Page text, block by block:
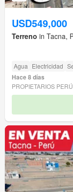
USD549,000
Terreno in Tacna,
Agua Electricidad
Hace 8 días
PROPIETARIOS PERÚ